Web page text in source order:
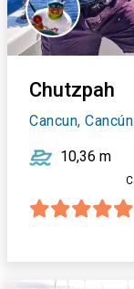
Chutzpah
Cancun, Cancún
10,36 m